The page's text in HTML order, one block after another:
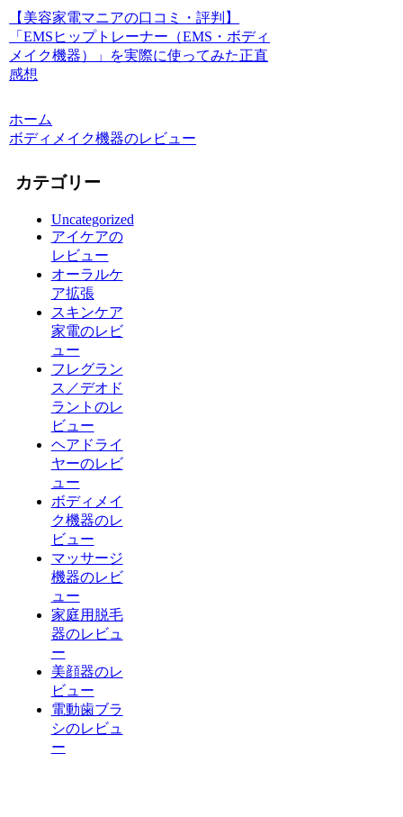
【美容家電マニアの口コミ・評判】
「EMSヒップトレーナー（EMS・ボディ
メイク機器）」を実際に使ってみた正直
感想
ホーム
ボディメイク機器のレビュー
カテゴリー
Uncategorized
アイケアの
レビュー
オーラルケ
ア拡張
スキンケア
家電のレビ
ュー
フレグラン
ス／デオド
ラントのレ
ビュー
ヘアドライ
ヤーのレビ
ュー
ボディメイ
ク機器のレ
ビュー
マッサージ
機器のレビ
ュー
家庭用脱毛
器のレビュ
ー
美顔器のレ
ビュー
電動歯ブラ
シのレビュ
ー